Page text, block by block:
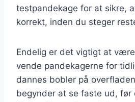
testpandekage for at sikre,
korrekt, inden du steger
Endelig er det vigtigt at
vende pandekagerne for
dannes bobler på
begynder at se faste ud, før